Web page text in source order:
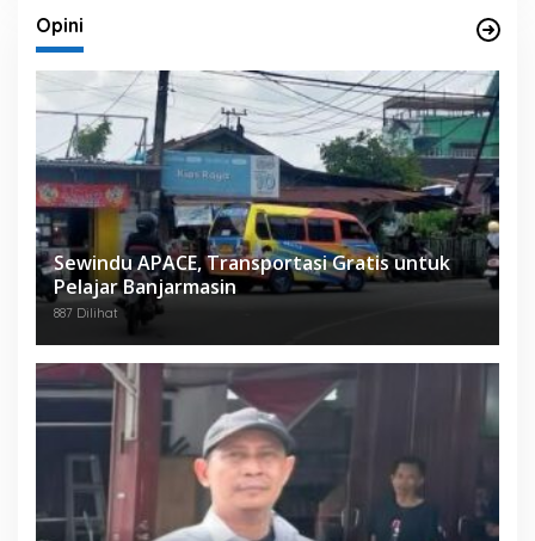
Opini
Sewindu APACE, Transportasi Gratis untuk
Pelajar Banjarmasin
887 Dilihat